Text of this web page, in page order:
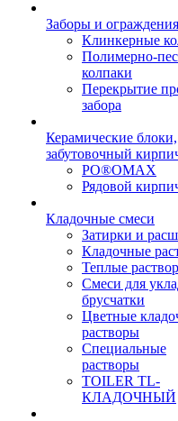
Заборы и ограждения
Клинкерные
Полимерно-
колпаки
Перекрытие
забора
Керамические блоки,
забутовочный
PO®OMAX
Рядовой
Кладочные смеси
Затирки и
Кладочные
Теплые
Смеси для
брусчатки
Цветные
растворы
Специальные
растворы
TOILER TL-
КЛАДОЧНЫЙ